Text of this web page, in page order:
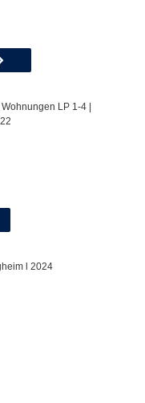
LP 1-4 |
l 2024